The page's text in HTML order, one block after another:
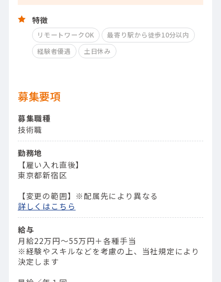
特徴
リモートワークOK
最寄り駅から徒歩10分以内
経験者優遇
土日休み
募集要項
募集職種
技術職
勤務地
【雇い入れ直後】
東京都新宿区
【変更の範囲】※配属先により異なる
詳しくはこちら
給与
月給22万円～55万円＋各種手当
※経験やスキルなどを考慮の上、当社規定により
決定します